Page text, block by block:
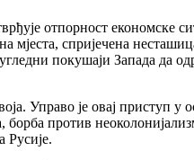
отпорност економске
мјеста, спријечена
покушаји Запада да
Управо је овај приступ
против
Русије.